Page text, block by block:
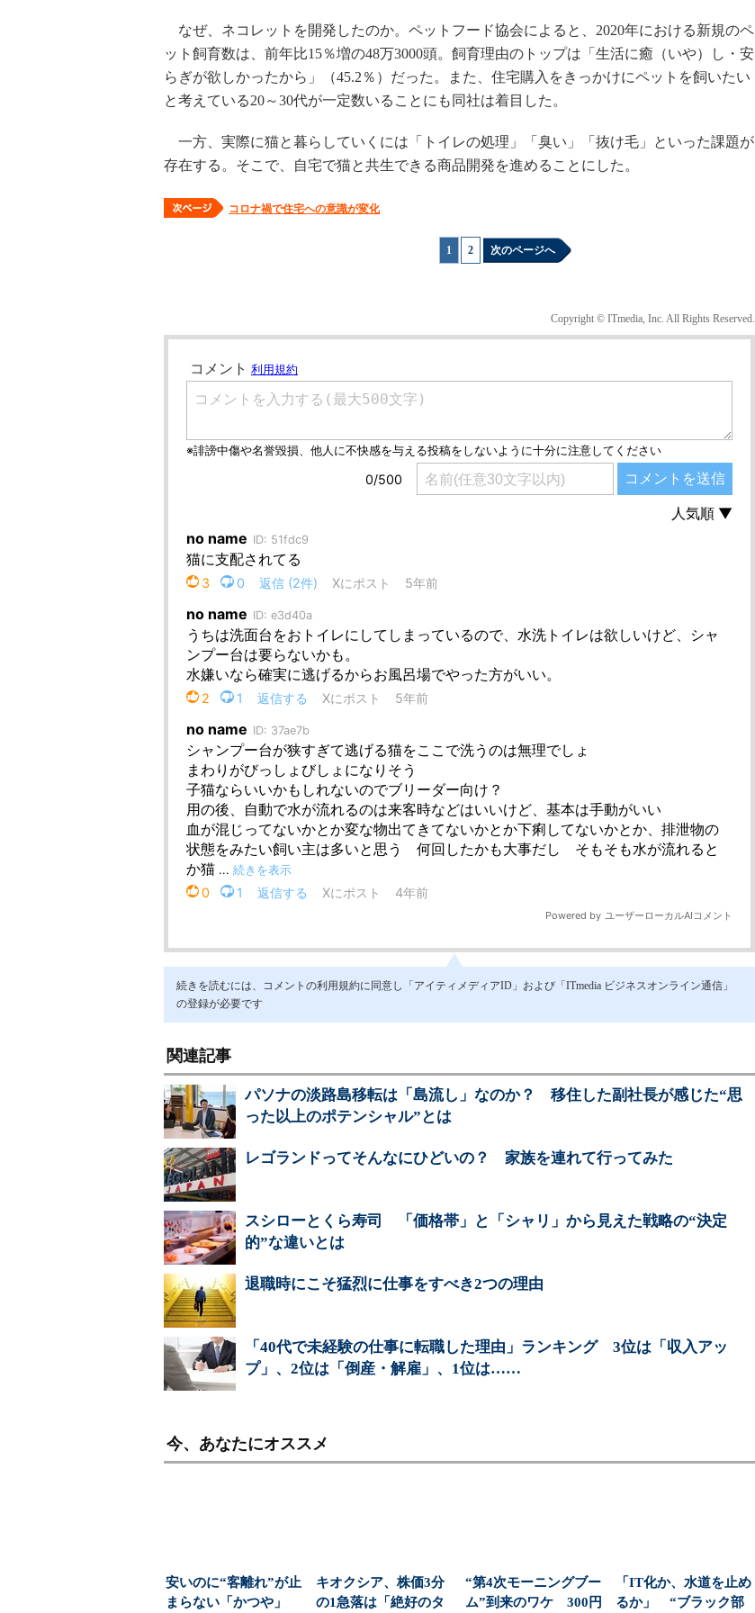
なぜ、ネコレットを開発したのか。ペットフード協会によると、2020年における新規のペ
ット飼育数は、前年比15％増の48万3000頭。飼育理由のトップは「生活に癒（いや）し・安
らぎが欲しかったから」（45.2％）だった。また、住宅購入をきっかけにペットを飼いたい
と考えている20～30代が一定数いることにも同社は着目した。
一方、実際に猫と暮らしていくには「トイレの処理」「臭い」「抜け毛」といった課題が
存在する。そこで、自宅で猫と共生できる商品開発を進めることにした。
コロナ禍で住宅への意識が変化
1 2 次のページへ
Copyright © ITmedia, Inc. All Rights Reserved.
続きを読むには、コメントの利用規約に同意し「アイティメディアID」および「ITmedia ビジネスオンライン通信」
の登録が必要です
関連記事
パソナの淡路島移転は「島流し」なのか？ 移住した副社長が感じた“思
った以上のポテンシャル”とは
レゴランドってそんなにひどいの？ 家族を連れて行ってみた
スシローとくら寿司 「価格帯」と「シャリ」から見えた戦略の“決定
的”な違いとは
退職時にこそ猛烈に仕事をすべき2つの理由
「40代で未経験の仕事に転職した理由」ランキング 3位は「収入アッ
プ」、2位は「倒産・解雇」、1位は……
今、あなたにオススメ
安いのに“客離れ”が止
まらない「かつや」
キオクシア、株価3分
の1急落は「絶好のタ
“第4次モーニングブー
ム”到来のワケ 300円
「IT化か、水道を止め
るか」 “ブラック部